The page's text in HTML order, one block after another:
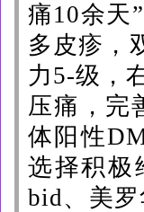
痛10余天
多皮疹，
力5-级 ，
压痛，完
体阳性
选择积极
bid、美